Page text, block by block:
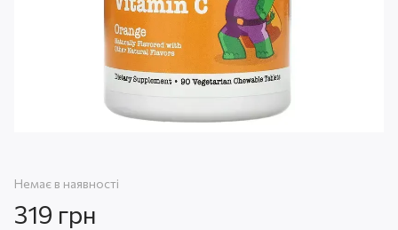
Немає в наявності
319 грн